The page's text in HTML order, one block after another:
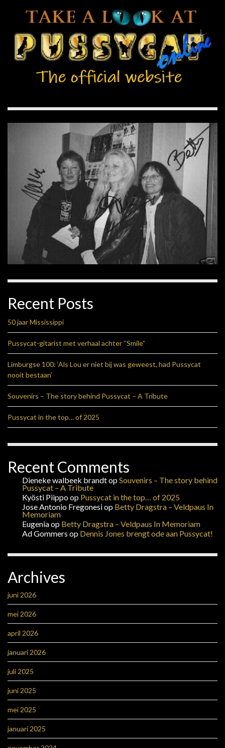
Recent Posts
50 jaar Mississippi
Pussycat-gitarist met verhaal achter “Smile”
Limburgse 100: ‘Als Lou er niet bij was geweest, had Pussycat
nooit bestaan’
Souvenirs – The story behind Pussycat – A Tribute
Pussycat in the top… of 2025
Recent Comments
Dieneke walbeek brandtopSouvenirs – The story behind
Pussycat – A Tribute
Kyösti Piippoop Pussycat in the top… of 2025
Jose Antonio Fregonesiop Betty Dragstra – Veldpaus In
Memoriam
Eugeniaop Betty Dragstra – Veldpaus In Memoriam
Ad Gommers op Dennis Jones brengt ode aan Pussycat!
Archives
juni 2026
mei 2026
april 2026
januari 2026
juli 2025
juni 2025
mei 2025
januari 2025